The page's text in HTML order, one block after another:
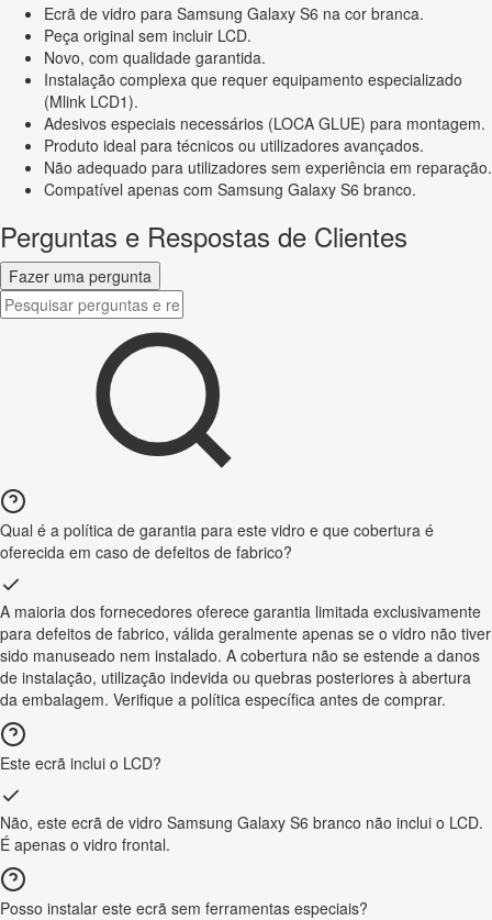
Ecrã de vidro para Samsung Galaxy S6 na cor branca.
Peça original sem incluir LCD.
Novo, com qualidade garantida.
Instalação complexa que requer equipamento especializado
(Mlink LCD1).
Adesivos especiais necessários (LOCA GLUE) para montagem.
Produto ideal para técnicos ou utilizadores avançados.
Não adequado para utilizadores sem experiência em reparação.
Compatível apenas com Samsung Galaxy S6 branco.
Perguntas e Respostas de Clientes
Fazer uma pergunta
Qual é a política de garantia para este vidro e que cobertura é
oferecida em caso de defeitos de fabrico?
A maioria dos fornecedores oferece garantia limitada exclusivamente
para defeitos de fabrico, válida geralmente apenas se o vidro não tiver
sido manuseado nem instalado. A cobertura não se estende a danos
de instalação, utilização indevida ou quebras posteriores à abertura
da embalagem. Verifique a política específica antes de comprar.
Este ecrã inclui o LCD?
Não, este ecrã de vidro Samsung Galaxy S6 branco não inclui o LCD.
É apenas o vidro frontal.
Posso instalar este ecrã sem ferramentas especiais?